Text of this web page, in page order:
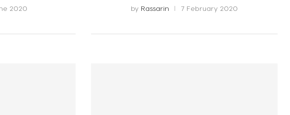
2020 by Rassarin 7 February 2020